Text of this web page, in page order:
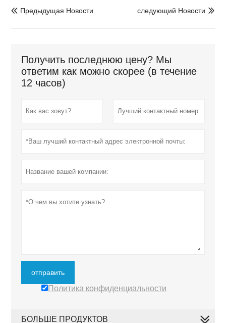
 Предыдущая Hовости 
следующий Hовости
Получить последнюю цену? Мы
ответим как можно скорее (в течение
12 часов)
отправить
Политика конфиденциальности
БОЛЬШЕ ПРОДУКТОВ